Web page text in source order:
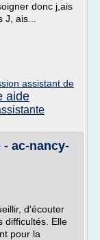
donc j,ais
ais...
assistant de
aide
ac-nancy-
d'écouter
difficultés. Elle
pour la